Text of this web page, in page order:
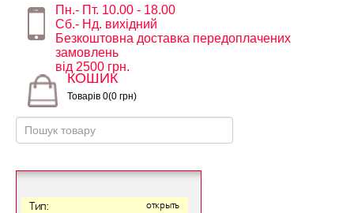
Пн.- Пт. 10.00 - 18.00
Сб.- Нд. вихідний
Безкоштовна доставка передоплачених
замовлень
від 2500 грн.
КОШИК
Товарів 0(0 грн)
Тип: открыть